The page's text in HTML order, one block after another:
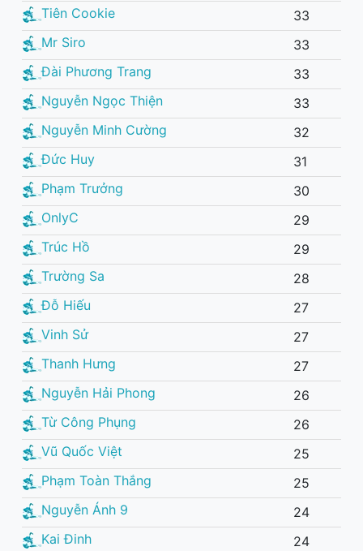
Tiên Cookie
33
Mr Siro
33
Đài Phương Trang
33
Nguyễn Ngọc Thiện
33
Nguyễn Minh Cường
32
Đức Huy
31
Phạm Trưởng
30
OnlyC
29
Trúc Hồ
29
Trường Sa
28
Đỗ Hiếu
27
Vinh Sử
27
Thanh Hưng
27
Nguyễn Hải Phong
26
Từ Công Phụng
26
Vũ Quốc Việt
25
Phạm Toàn Thắng
25
Nguyễn Ánh 9
24
Kai Đinh
24